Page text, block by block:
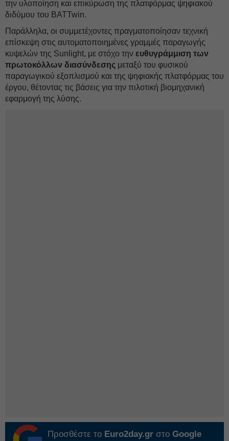
την υλοποίηση και επικύρωση της πλατφόρμας ψηφιακού
διδύμου του BATTwin.
Παράλληλα, οι συμμετέχοντες πραγματοποίησαν τεχνική
επίσκεψη στις αυτοματοποιημένες γραμμές παραγωγής
κυψελών της Sunlight, με στόχο την ευθυγράμμιση των
πρωτοκόλλων διασύνδεσης μεταξύ του φυσικού
παραγωγικού εξοπλισμού και της ψηφιακής πλατφόρμας του
έργου, θέτοντας τις βάσεις για την πιλοτική βιομηχανική
εφαρμογή της λύσης.
Προσθέστε το Euro2day.gr στο Google